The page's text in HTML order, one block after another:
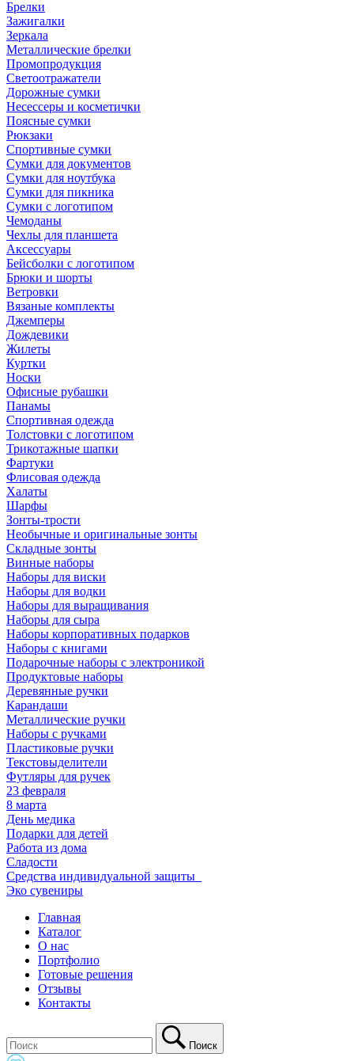
Брелки
Зажигалки
Зеркала
Металлические брелки
Промопродукция
Светоотражатели
Дорожные сумки
Несессеры и косметички
Поясные сумки
Рюкзаки
Спортивные сумки
Сумки для документов
Сумки для ноутбука
Сумки для пикника
Сумки с логотипом
Чемоданы
Чехлы для планшета
Аксессуары
Бейсболки с логотипом
Брюки и шорты
Ветровки
Вязаные комплекты
Джемперы
Дождевики
Жилеты
Куртки
Носки
Офисные рубашки
Панамы
Спортивная одежда
Толстовки с логотипом
Трикотажные шапки
Фартуки
Флисовая одежда
Халаты
Шарфы
Зонты-трости
Необычные и оригинальные зонты
Складные зонты
Винные наборы
Наборы для виски
Наборы для водки
Наборы для выращивания
Наборы для сыра
Наборы корпоративных подарков
Наборы с книгами
Подарочные наборы с электроникой
Продуктовые наборы
Деревянные ручки
Карандаши
Металлические ручки
Наборы с ручками
Пластиковые ручки
Текстовыделители
Футляры для ручек
23 февраля
8 марта
День медика
Подарки для детей
Работа из дома
Сладости
Средства индивидуальной защиты_
Эко сувениры
Главная
Каталог
О нас
Портфолио
Готовые решения
Отзывы
Контакты
Поиск